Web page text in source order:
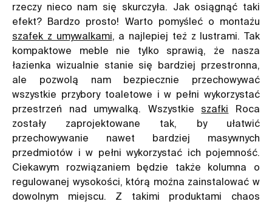
rzeczy nieco nam się skurczyła. Jak osiągnąć taki
efekt? Bardzo prosto! Warto pomyśleć o montażu
szafek z umywalkami , a najlepiej też z lustrami. Tak
kompaktowe meble nie tylko sprawią, że nasza
łazienka wizualnie stanie się bardziej przestronna,
ale pozwolą nam bezpiecznie przechowywać
wszystkie przybory toaletowe i w pełni wykorzystać
przestrzeń nad umywalką. Wszystkie szafki Roca
zostały zaprojektowane tak, by ułatwić
przechowywanie nawet bardziej masywnych
przedmiotów i w pełni wykorzystać ich pojemność.
Ciekawym rozwiązaniem będzie także kolumna o
regulowanej wysokości, którą można zainstalować w
dowolnym miejscu. Z takimi produktami chaos